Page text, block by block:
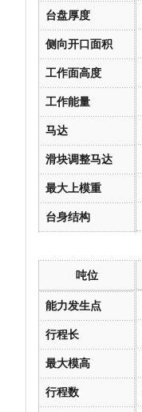
台盘厚度
侧向开口面积
工作面高度
工作能量
马达
滑块调整马达
最大上模重
台身结构
吨位
能力发生点
行程长
最大模高
行程数